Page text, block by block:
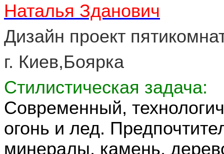
Наталья Зданович
Дизайн проект
г. Киев,Боярка
Стилистическая задача:
Современный,
огонь и лед.
минералы, камень,